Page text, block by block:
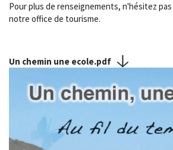
Pour plus de renseignements, n'hésitez
notre office de tourisme.
Un chemin une ecole.pdf